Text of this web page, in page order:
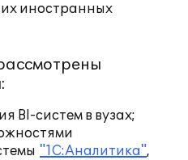
иностранных
BI-систем в вузах;
"1С:Аналитика",